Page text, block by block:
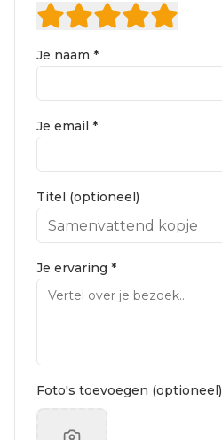
Je naam *
Je email *
Titel (optioneel)
Je ervaring *
Foto's toevoegen (optioneel)